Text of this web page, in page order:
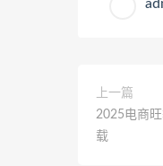
上一篇
2025电商
载